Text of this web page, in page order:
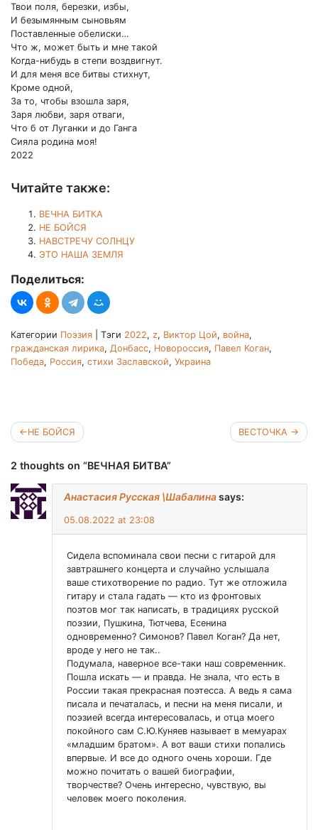
Твои поля, березки, избы,
И безымянным сыновьям
Поставленные обелиски…
Что ж, может быть и мне такой
Когда-нибудь в степи воздвигнут.
И для меня все битвы стихнут,
Кроме одной,
За то, чтобы взошла заря,
Заря любви, заря отваги,
Что б от Луганки и до Ганга
Сияла родина моя!
2022
Читайте также:
ВЕЧНА БИТКА
НЕ БОЙСЯ
НАВСТРЕЧУ СОЛНЦУ
ЭТО НАША ЗЕМЛЯ
Поделиться:
Категории Поэзия Тэги 2022, z, Виктор Цой, война,
гражданская лирика, Донбасс, Новороссия, Павел Коган,
Победа, Россия, стихи Заславской, Украина
Навигация
записям
НЕ БОЙСЯ ВЕСТОЧКА
2 thoughts on “ВЕЧНАЯ БИТВА”
Анастасия Русская \Шабалинаsays:
05.08.2022 at 23:08
Сидела вспоминала свои песни с гитарой для
завтрашнего концерта и случайно услышала
ваше стихотворение по радио. Тут же отложила
гитару и стала гадать — кто из фронтовых
поэтов мог так написать, в традициях русской
поэзии, Пушкина, Тютчева, Есенина
одновременно? Симонов? Павел Коган? Да нет,
вроде у него не так..
Подумала, наверное все-таки наш современник.
Пошла искать — и правда. Не знала, что есть в
России такая прекрасная поэтесса. А ведь я сама
писала и печаталась, и песни на меня писали, и
поэзией всегда интересовалась, и отца моего
покойного сам С.Ю.Куняев называет в мемуарах
«младшим братом». А вот ваши стихи попались
впервые. И все до одного очень хороши. Где
можно почитать о вашей биографии,
творчестве? Очень интересно, чувствую, вы
человек моего поколения.